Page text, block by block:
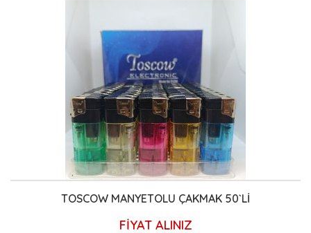
TOSCOW MANYETOLU ÇAKMAK 50`Lİ
FİYAT ALINIZ